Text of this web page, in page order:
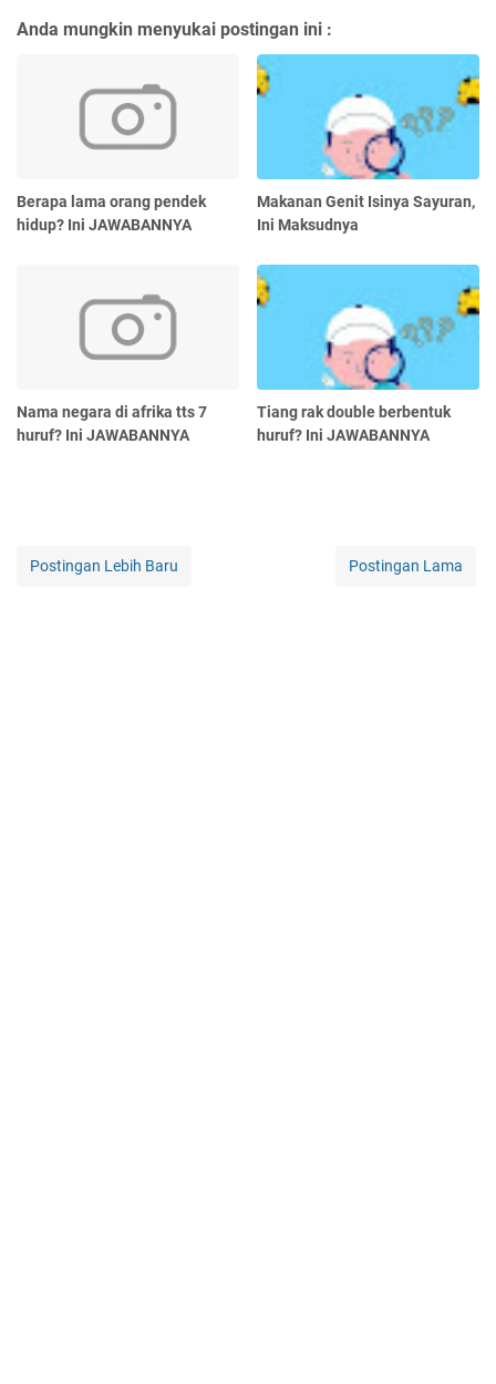
Anda mungkin menyukai postingan ini :
Berapa lama orang pendek
hidup? Ini JAWABANNYA
Makanan Genit Isinya Sayuran,
Ini Maksudnya
Nama negara di afrika tts 7
huruf? Ini JAWABANNYA
Tiang rak double berbentuk
huruf? Ini JAWABANNYA
Postingan Lebih Baru Postingan Lama